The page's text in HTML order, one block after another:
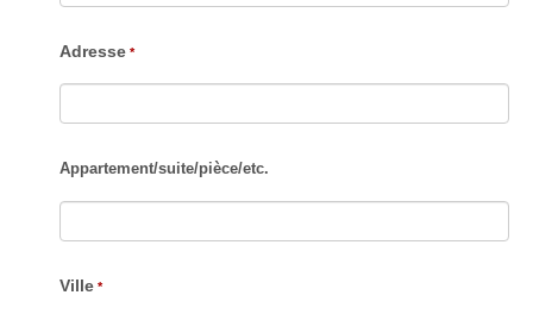
Adresse
Appartement/suite/pièce/etc.
Ville